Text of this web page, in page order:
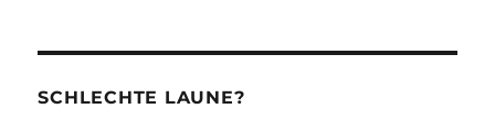
SCHLECHTE LAUNE?